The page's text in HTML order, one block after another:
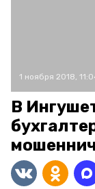
1 ноября 2018,
В